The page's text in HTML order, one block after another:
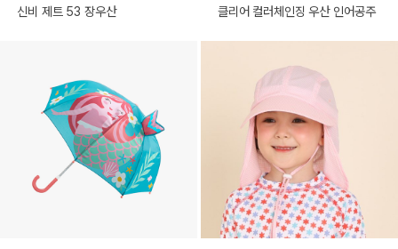
신비 제트 53 장우산 클리어 컬러체인징 우산 인어공주